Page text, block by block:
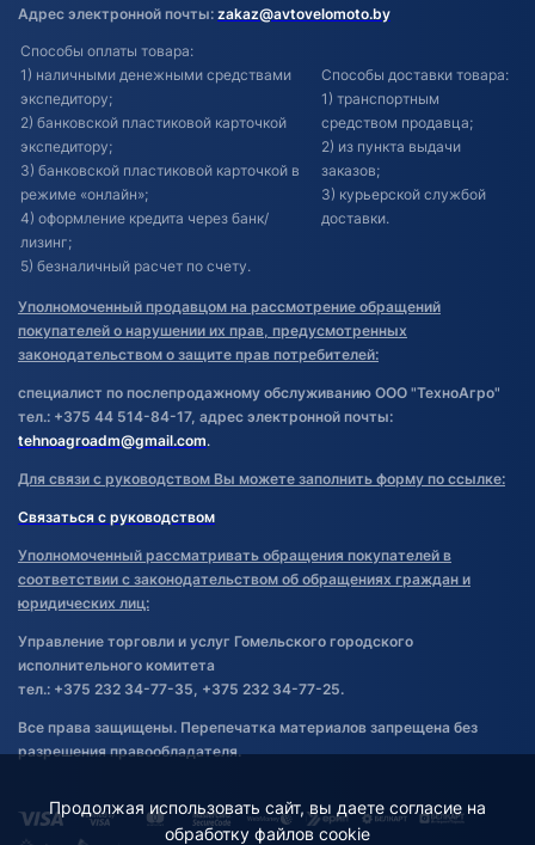
Адрес электронной почты: zakaz@avtovelomoto.by
Способы оплаты товара:
1) наличными денежными средствами
экспедитору;
2) банковской пластиковой карточкой
экспедитору;
3) банковской пластиковой карточкой в
режиме «онлайн»;
4) оформление кредита через банк/
лизинг;
5) безналичный расчет по счету.
Способы доставки товара:
1) транспортным
средством продавца;
2) из пункта выдачи
заказов;
3) курьерской службой
доставки.
Уполномоченный продавцом на рассмотрение обращений
покупателей о нарушении их прав, предусмотренных
законодательством о защите прав потребителей:
специалист по послепродажному обслуживанию ООО "ТехноАгро"
тел.: +375 44 514-84-17, адрес электронной почты:
tehnoagroadm@gmail.com.
Для связи с руководством Вы можете заполнить форму по ссылке:
Связаться с руководством
Уполномоченный рассматривать обращения покупателей в
соответствии с законодательством об обращениях граждан и
юридических лиц:
Управление торговли и услуг Гомельского городского
исполнительного комитета
тел.: +375 232 34-77-35, +375 232 34-77-25.
Все права защищены. Перепечатка материалов запрещена без
разрешения правообладателя.
Продолжая использовать сайт, вы даете согласие на
обработку файлов cookie